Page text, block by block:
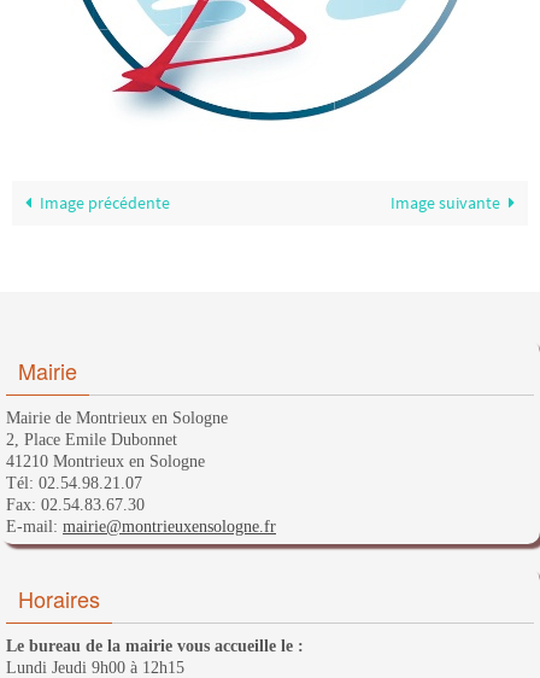
Image précédente Image suivante
Mairie
Mairie de Montrieux en Sologne
2, Place Emile Dubonnet
41210 Montrieux en Sologne
Tél: 02.54.98.21.07
Fax: 02.54.83.67.30
E-mail: mairie@montrieuxensologne.fr
Horaires
Le bureau de la mairie vous accueille le :
Lundi Jeudi 9h00 à 12h15